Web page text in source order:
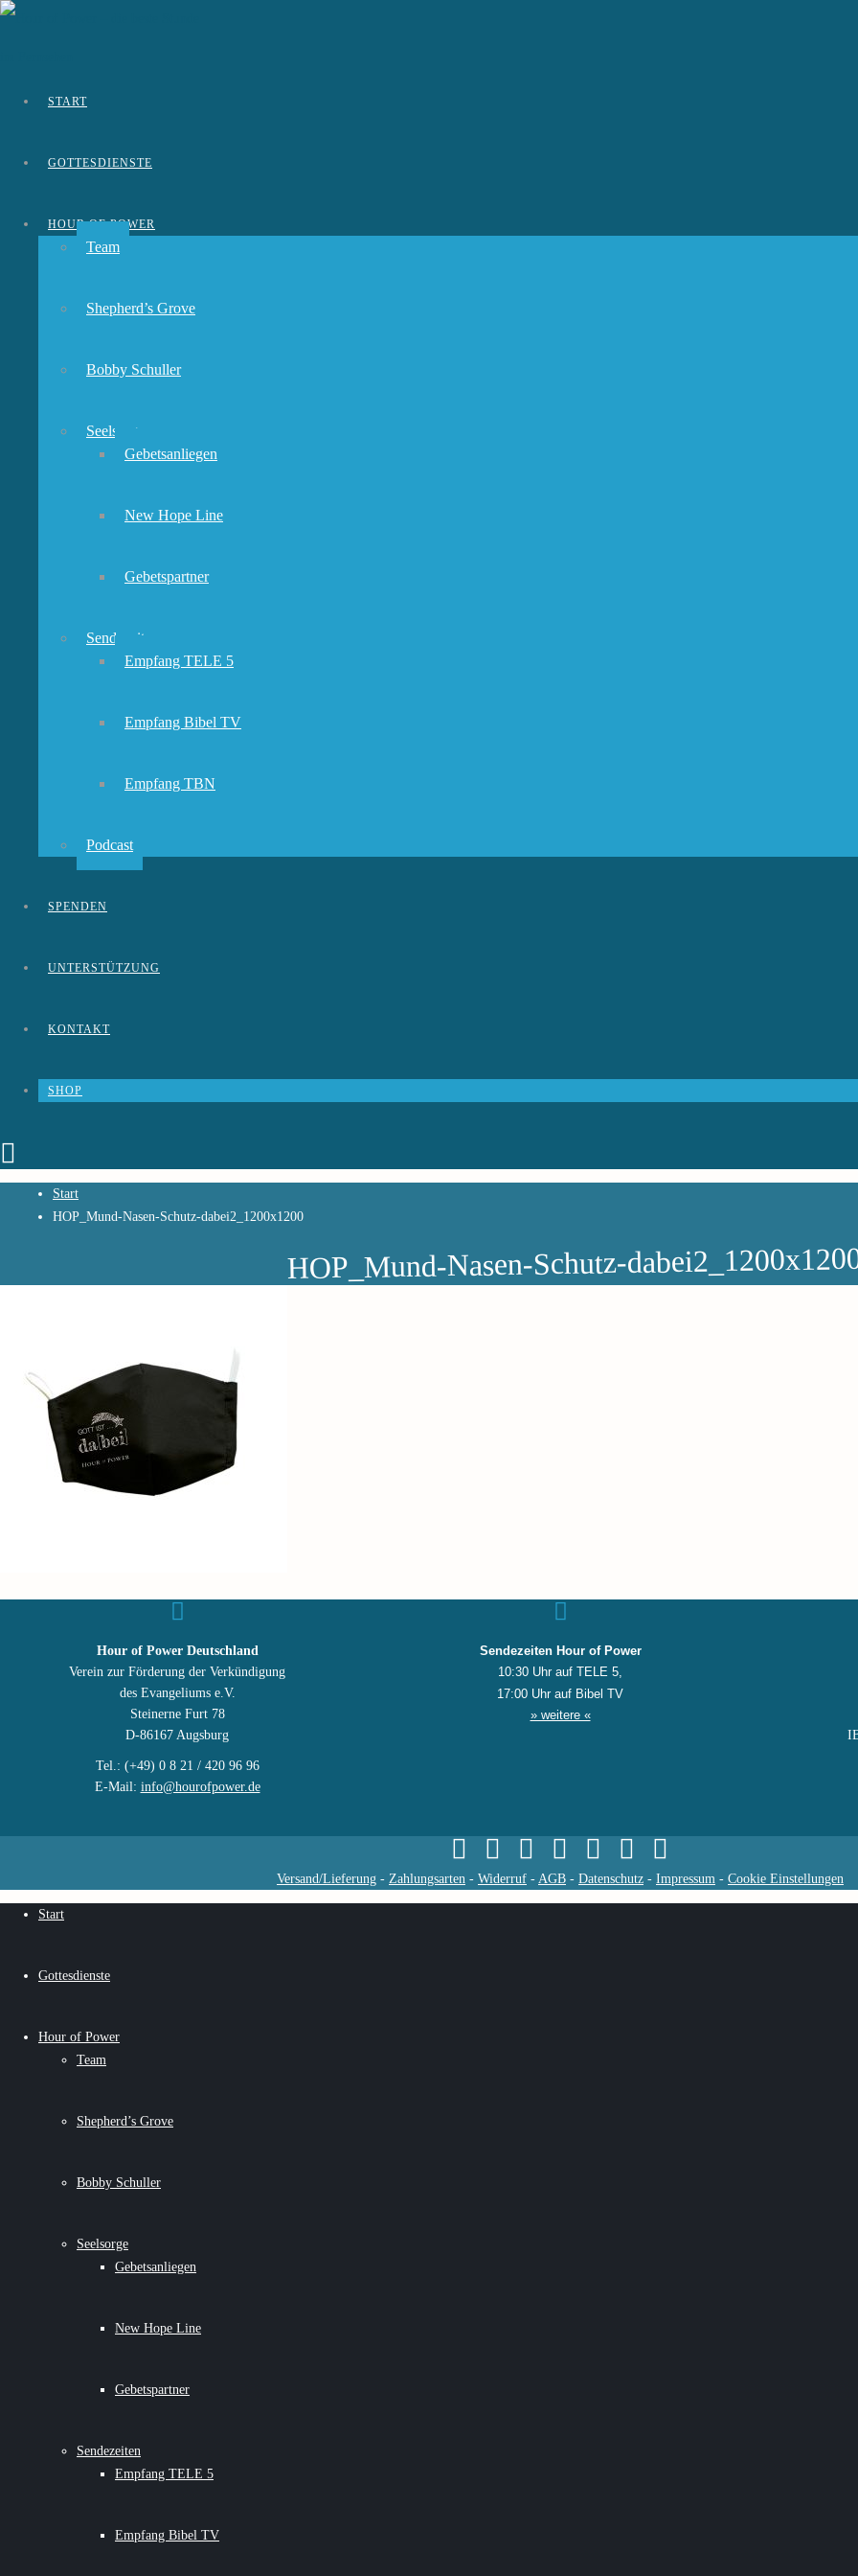
START
GOTTESDIENSTE
HOUR OF POWER
Team
Shepherd’s Grove
Bobby Schuller
Seelsorge
Gebetsanliegen
New Hope Line
Gebetspartner
Sendezeiten
Empfang TELE 5
Empfang Bibel TV
Empfang TBN
Podcast
SPENDEN
UNTERSTÜTZUNG
KONTAKT
SHOP
Start
HOP_Mund-Nasen-Schutz-dabei2_1200x1200
HOP_Mund-Nasen-Schutz-
Hour of Power Deutschland
Verein zur Förderung der Verkündigung
des Evangeliums e.V.
Steinerne Furt 78
D-86167 Augsburg
Tel.: (+49) 0 8 21 / 420 96 96
E-Mail: info@hourofpower.de
Sendezeiten Hour of Power
10:30 Uhr auf TELE 5,
17:00 Uhr auf Bibel TV
» weitere «
Versand/Lieferung - Zahlungsarten - Widerruf - AGB - Datenschutz - Impressum - Cookie Einstellungen
Start
Gottesdienste
Hour of Power
Team
Shepherd’s Grove
Bobby Schuller
Seelsorge
Gebetsanliegen
New Hope Line
Gebetspartner
Sendezeiten
Empfang TELE 5
Empfang Bibel TV